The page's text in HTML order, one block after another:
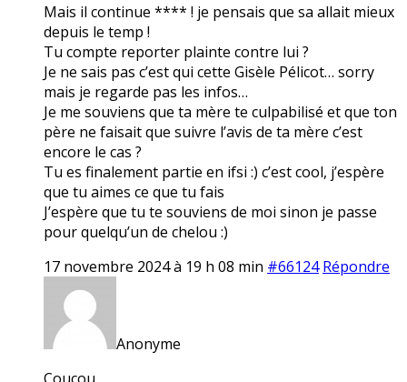
Mais il continue **** ! je pensais que sa allait mieux
depuis le temp !
Tu compte reporter plainte contre lui ?
Je ne sais pas c’est qui cette Gisèle Pélicot… sorry
mais je regarde pas les infos…
Je me souviens que ta mère te culpabilisé et que ton
père ne faisait que suivre l’avis de ta mère c’est
encore le cas ?
Tu es finalement partie en ifsi :) c’est cool, j’espère
que tu aimes ce que tu fais
J’espère que tu te souviens de moi sinon je passe
pour quelqu’un de chelou :)
17 novembre 2024 à 19 h 08 min #66124 Répondre
Anonyme